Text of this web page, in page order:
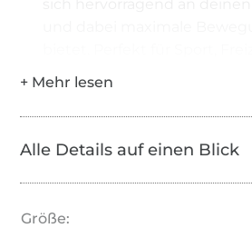
Größen 32 bis 68.
Fröhlich und motivierend:
Alle Details auf einen Blick
Größe: